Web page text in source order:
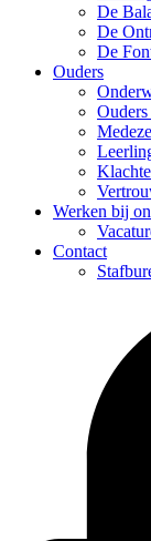
De
De
De
Ouders
Werken bij
Contact